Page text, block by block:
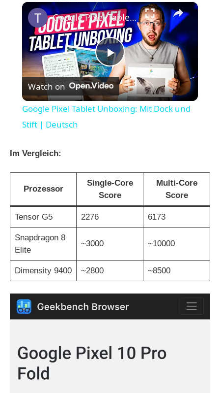
×
P
l
V
o
Google Pixel Tablet Unboxing: Mit Dock und Stift | Deutsch
Watch on
Google Pixel Tablet Unboxing: Mit Dock und
Stift | Deutsch
Im Vergleich:
Prozessor
Single-Core
Score
Multi-Core
Score
Tensor G5 2276 6173
Snapdragon 8
Elite
~3000 ~10000
Dimensity 9400 ~2800 ~8500